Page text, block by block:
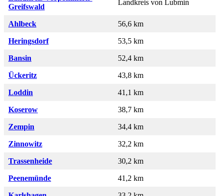
Greifswald
Landkreis von Lubmin
Ahlbeck 56,6 km
Heringsdorf 53,5 km
Bansin 52,4 km
Ückeritz 43,8 km
Loddin 41,1 km
Koserow 38,7 km
Zempin 34,4 km
Zinnowitz 32,2 km
Trassenheide 30,2 km
Peenemünde 41,2 km